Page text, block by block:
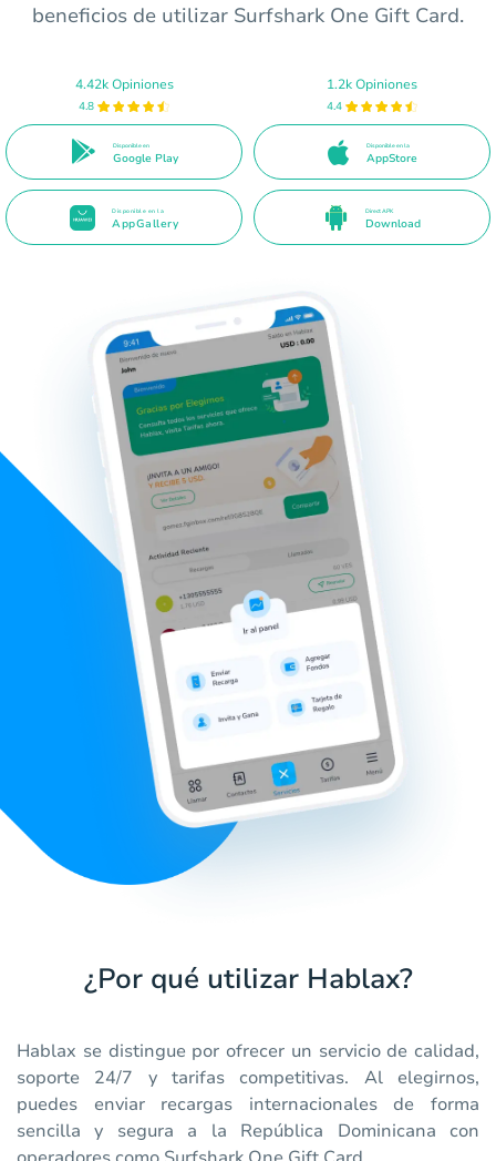
beneficios de utilizar Surfshark One Gift Card.
4.42k Opiniones
4.8
Disponible en
Google Play
1.2k Opiniones
4.4
Disponible en la
AppStore
Disponible en la
AppGallery
Direct APK
Download
¿Por qué utilizar Hablax?
Hablax se distingue por ofrecer un servicio de calidad,
soporte 24/7 y tarifas competitivas. Al elegirnos,
puedes enviar recargas internacionales de forma
sencilla y segura a la República Dominicana con